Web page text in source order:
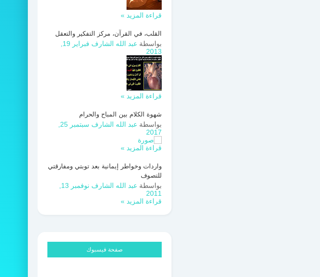
قراءة المزيد »
القلب، في القرآن، مركز التفكير والتعقل
بواسطة عبد الله الشارف
2013
قراءة المزيد »
شهوة الكلام بين المباح والحرام
بواسطة عبد الله الشارف
2017
قراءة المزيد »
واردات وخواطر إيمانية بعد توبتي ومفارقتي
للتصوف
بواسطة عبد الله الشارف
2011
قراءة المزيد »
صفحة فيسبوك